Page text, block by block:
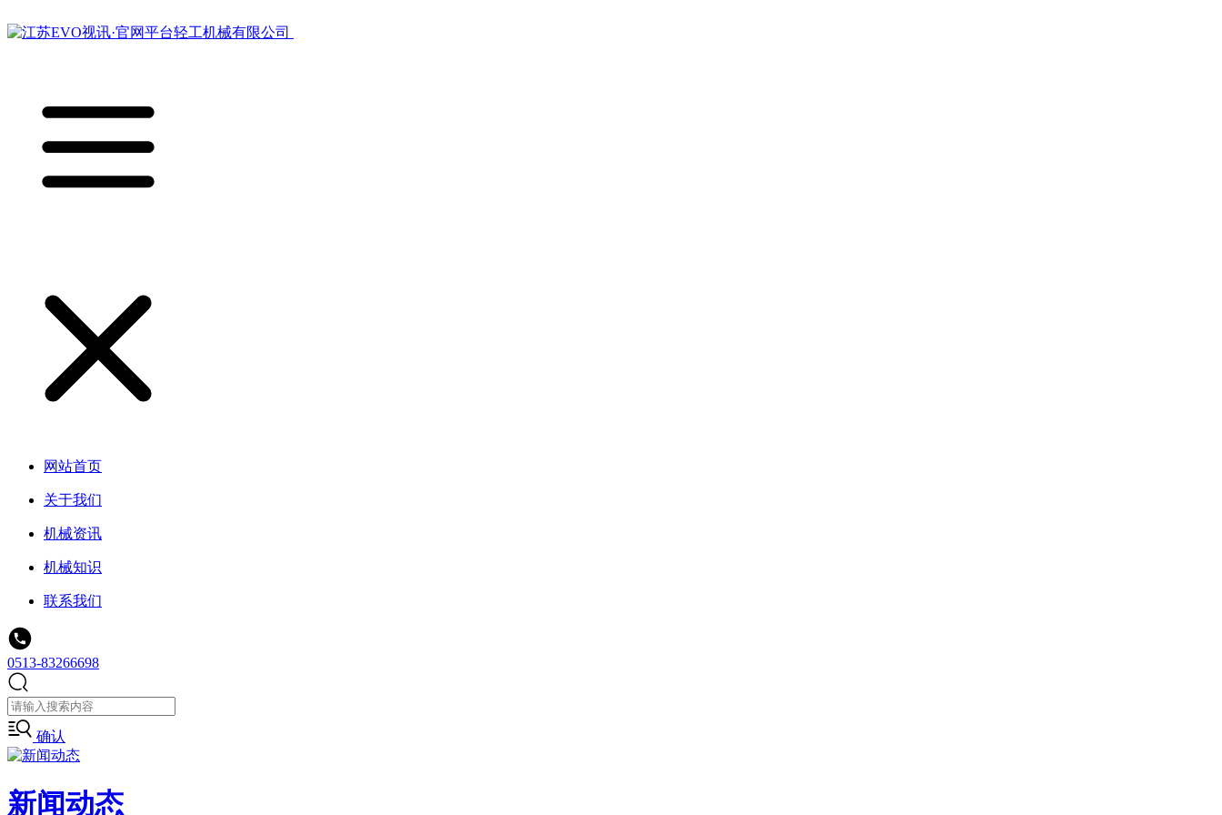
网站首页
关于我们
机械资讯
机械知识
联系我们
0513-83266698
确认
新闻动态